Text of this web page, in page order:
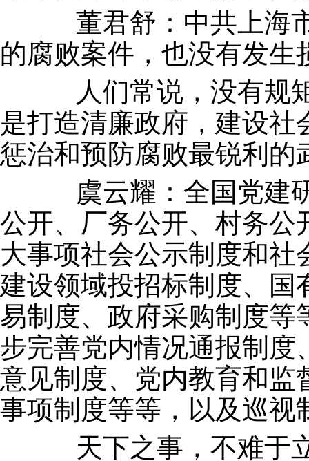
董君舒：中共上海市
的腐败案件，也没有发
人们常说，没有规矩
是打造清廉政府，建设
惩治和预防腐败最锐利的
虞云耀：全国党建研
公开、厂务公开、村务公
大事项社会公示制度和
建设领域投招标制度、国
易制度、政府采购制度等
步完善党内情况通报制度
意见制度、党内教育和监
事项制度等等，以及巡视
天下之事，不难于立